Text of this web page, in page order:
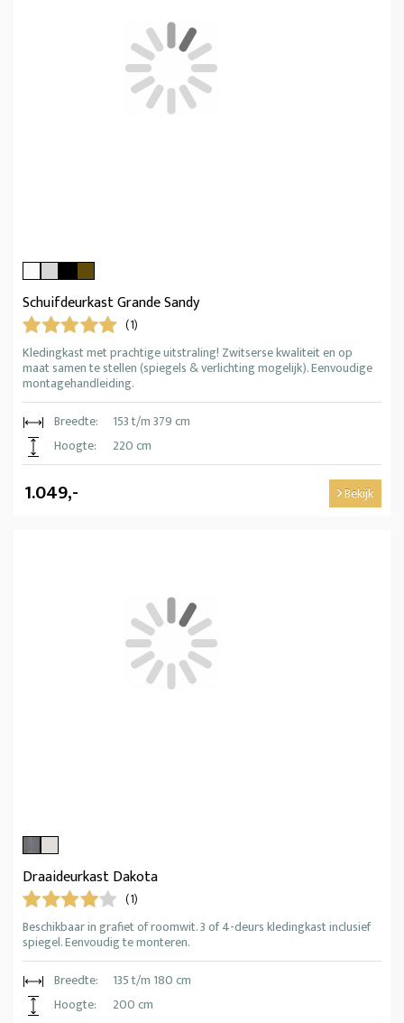
Schuifdeurkast Grande Sandy
(1)
Kledingkast met prachtige uitstraling! Zwitserse kwaliteit en op
maat samen te stellen (spiegels & verlichting mogelijk). Eenvoudige
montagehandleiding.
Breedte:
153 t/m 379 cm
Hoogte:
220 cm
1.049,- Bekijk
Draaideurkast Dakota
(1)
Beschikbaar in grafiet of roomwit. 3 of 4-deurs kledingkast inclusief
spiegel. Eenvoudig te monteren.
Breedte:
135 t/m 180 cm
Hoogte:
200 cm